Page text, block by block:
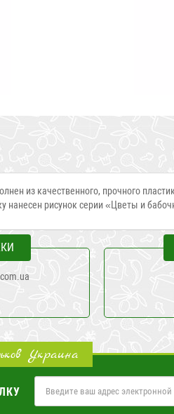
из качественного, прочного
нанесен рисунок серии «Цветы и
Украина